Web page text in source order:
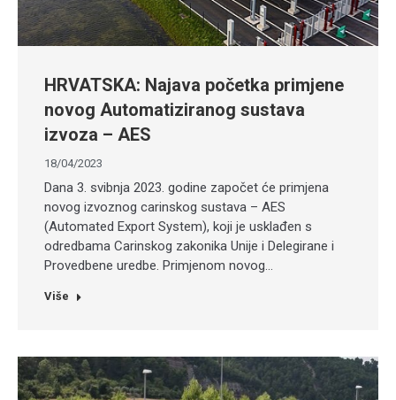
HRVATSKA: Najava početka primjene
novog Automatiziranog sustava
izvoza – AES
18/04/2023
Dana 3. svibnja 2023. godine započet će primjena
novog izvoznog carinskog sustava – AES
(Automated Export System), koji je usklađen s
odredbama Carinskog zakonika Unije i Delegirane i
Provedbene uredbe. Primjenom novog…
Više